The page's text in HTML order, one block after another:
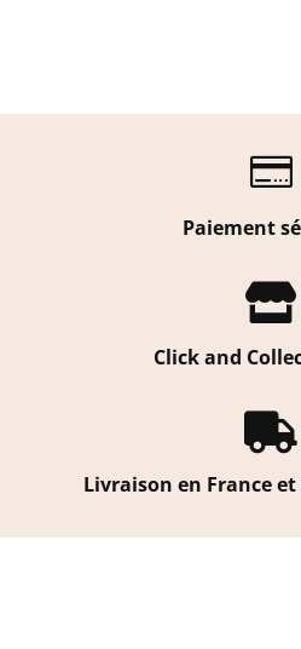

Paiement

Click and

Livraison en France